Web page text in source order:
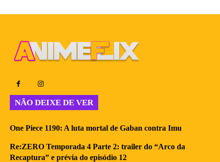
NÃO DEIXE DE VER
One Piece 1190: A luta mortal de Gaban contra Imu
Re:ZERO Temporada 4 Parte 2: trailer do “Arco da
Recaptura” e prévia do episódio 12